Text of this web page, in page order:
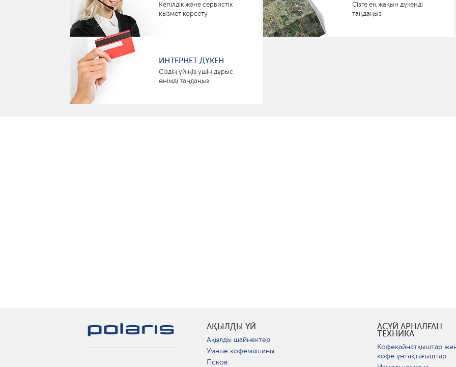
Кепілдік және сервистік
қызмет көрсету
Сізге ең жақын дүкенді
таңдаңыз
ИНТЕРНЕТ ДҮКЕН
Сіздің үйіңіз үшін дұрыс
өнімді таңдаңыз
АҚЫЛДЫ ҮЙ
Ақылды шайнектер
Умные кофемашины
Псков
АСҮЙ АРНАЛҒАН
ТЕХНИКА
Кофеқайнатқыштар
кофе ұнтақтағыштар